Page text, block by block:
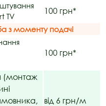
TV
100 грн*
з моменту подачі
100 грн*
(монтаж
від 6 грн/м